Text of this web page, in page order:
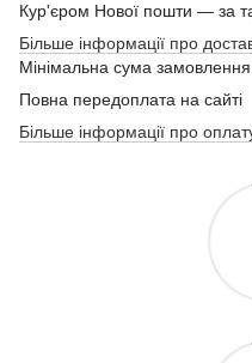
Кур'єром Нової пошти — за
Більше інформації про
Мінімальна сума
Повна передоплата на сайті
Більше інформації про